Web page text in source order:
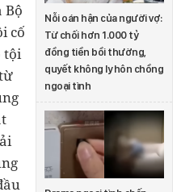
Nỗi oán hận của người vợ:
Từ chối hơn 1.000 tỷ
đồng tiền bồi thường,
quyết không ly hôn chồng
ngoại tình
Bộ
cố
tội